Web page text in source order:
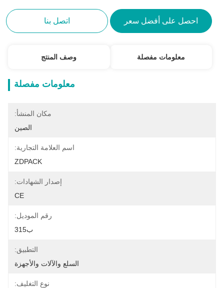
احصل على أفضل سعر اتصل بنا
معلومات مفصلة وصف المنتج
معلومات مفصلة
مكان المنشأ:
الصين
اسم العلامة التجارية:
ZDPACK
إصدار الشهادات:
CE
رقم الموديل:
ب315
التطبيق:
السلع والآلات والأجهزة
نوع التغليف: